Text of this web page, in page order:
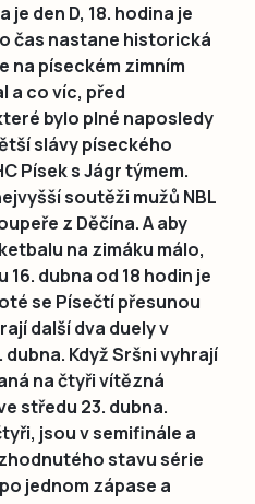
je den D, 18. hodina je
čas nastane historická
na píseckém zimním
a co víc, před
bylo plné naposledy
slávy píseckého
Písek s Jágr týmem.
soutěži mužů NBL
z Děčína. A aby
na zimáku málo,
dubna od 18 hodin je
se Písečtí přesunou
další dva duely v
Když Sršni vyhrají
na čtyři vítězná
středu 23. dubna.
jsou v semifinále a
stavu série
jednom zápase a